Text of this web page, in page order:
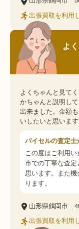
出張買取を利用
よ
よくちゃんと見て
かちゃんと説明し
出来ました。金額
いしたいと思います
バイセルの査定士
この度はご利用
市での丁寧な査定
思います。また
ります。
山形県鶴岡市
出張買取を利用